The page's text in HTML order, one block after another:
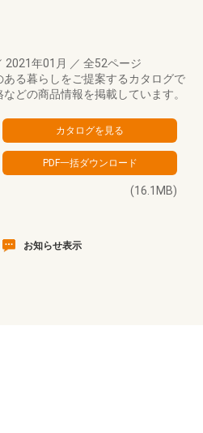
2021年01月 ／ 全52ページ
る暮らしをご提案するカタログで
どの商品情報を掲載しています。
(16.1MB)
お知らせ表示